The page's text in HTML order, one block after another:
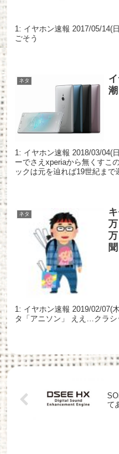
1: イヤホン速報 2017/05/14(
ごそう
ネタ
潮
1: イヤホン速報 2018/03/04(
ーでさえxperiaから無くすこ
ックは元を辿れば19世紀ま
ネタ
1: イヤホン速報 2019/02/07(
タ「アニソン」 ええ…クラシ
て